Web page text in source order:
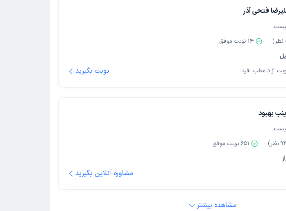
فتحی آذر
نظر) 14 نوبت موفق
آزاد مطب: فردا نوبت بگیرید
بهبود
92 نظر) 651 نوبت موفق
مشاوره آنلاین بگیرید
مشاهده بیشتر